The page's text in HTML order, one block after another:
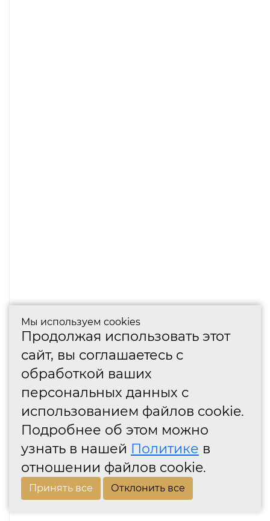
Мы используем cookies
Продолжая использовать этот
сайт, вы соглашаетесь с
обработкой ваших
персональных данных с
использованием файлов cookie.
Подробнее об этом можно
узнать в нашей Политике в
отношении файлов cookie.
Принять все Отклонить все